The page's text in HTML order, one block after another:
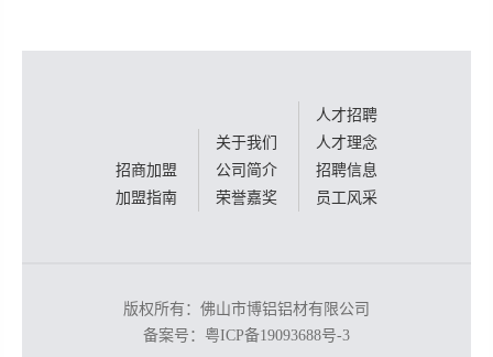
招商加盟
加盟指南
关于我们
公司简介
荣誉嘉奖
人才招聘
人才理念
招聘信息
员工风采
版权所有：佛山市博铝铝材有限公司
备案号： 粤ICP备19093688号-3